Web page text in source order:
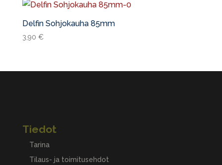
Delfin Sohjokauha 85mm
3,90 €
Tiedot
Tarina
Tilaus- ja toimitusehdot